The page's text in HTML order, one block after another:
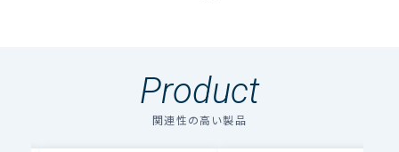
-6, 0, +6, +12, +18, +24,
Product
関連性の高い製品